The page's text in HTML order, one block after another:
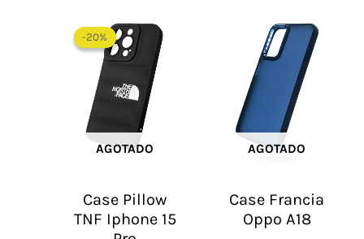
-20%
AGOTADO
-20%
Case Pillow
TNF Iphone 15
precio
original
era:
$ 60.000.
AGOTADO
Case Francia
Oppo A18